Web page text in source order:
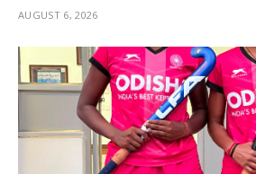
AUGUST 6, 2026